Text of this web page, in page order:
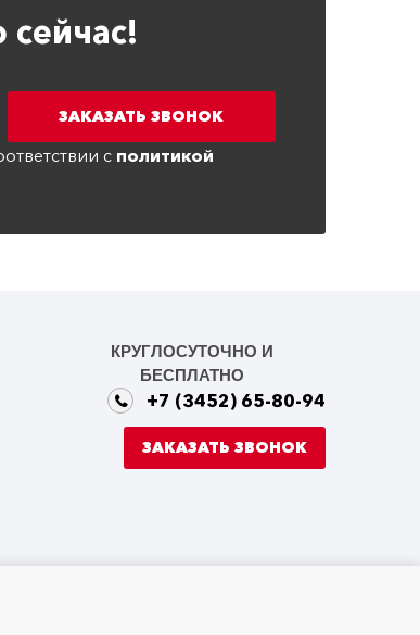
с политикой
КРУГЛОСУТОЧНО И
БЕСПЛАТНО
+7 (3452) 65-80-94
ЗАКАЗАТЬ ЗВОНОК